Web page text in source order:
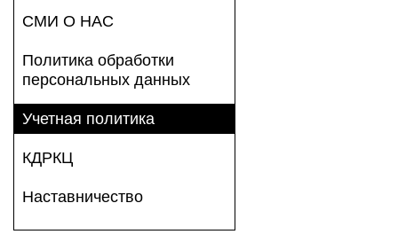
СМИ О НАС
Политика обработки
персональных данных
Учетная политика
КДРКЦ
Наставничество